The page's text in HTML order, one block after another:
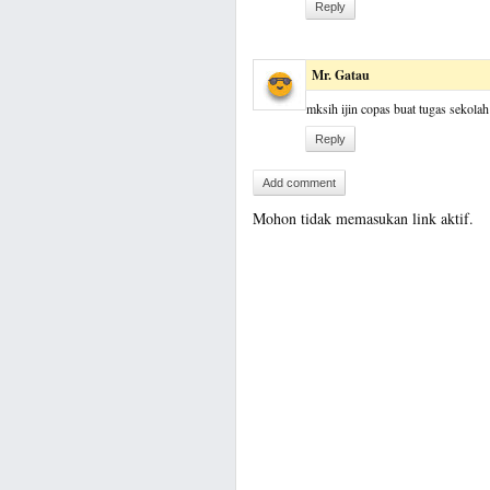
Reply
Mr. Gatau
mksih ijin copas buat tugas
Reply
Add comment
Mohon tidak memasukan link aktif.